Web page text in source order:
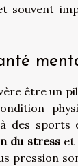
souvent
être un
des sports
du stresset
pression